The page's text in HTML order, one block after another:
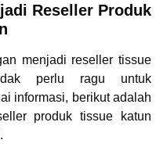
Reseller Produk
menjadi reseller tissue
perlu ragu untuk
informasi, berikut adalah
produk tissue katun